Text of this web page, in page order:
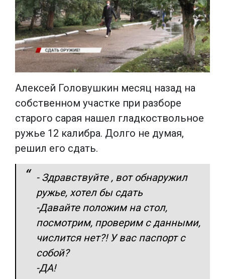
Алексей Головушкин месяц назад на
собственном участке при разборе
старого сарая нашел гладкоствольное
ружье 12 калибра. Долго не думая,
решил его сдать.
- Здравствуйте , вот обнаружил
ружье, хотел бы сдать
-Давайте положим на стол,
посмотрим, проверим с данными,
числится нет?! У вас паспорт с
собой?
-ДА!